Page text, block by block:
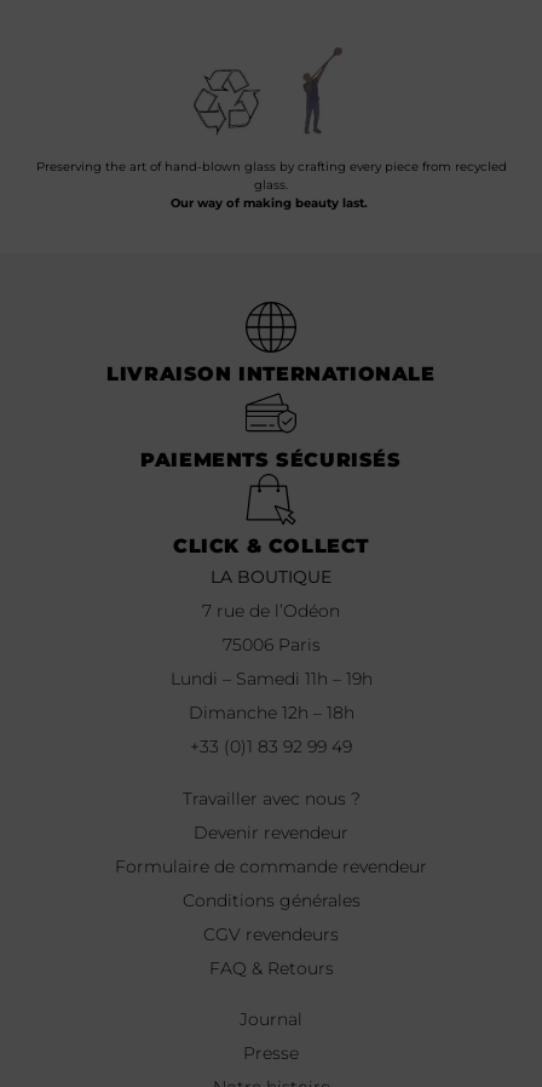
Preserving the art of hand-blown glass by crafting every piece from recycled
glass.
Our way of making beauty last.
LIVRAISON INTERNATIONALE
PAIEMENTS SÉCURISÉS
CLICK & COLLECT
LA BOUTIQUE
7 rue de l’Odéon
75006 Paris
Lundi – Samedi 11h – 19h
Dimanche 12h – 18h
+33 (0)1 83 92 99 49
Travailler avec nous ?
Devenir revendeur
Formulaire de commande revendeur
Conditions générales
CGV revendeurs
FAQ & Retours
Journal
Presse